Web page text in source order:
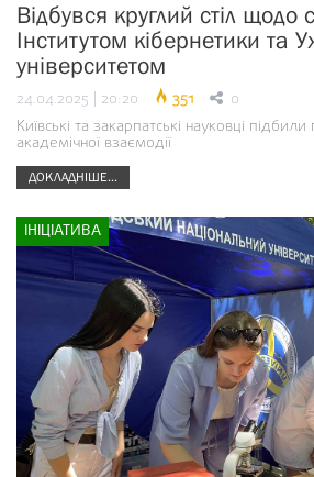
Відбувся круглий стіл щодо
Інститутом кібернетики та
університетом
24.04.2025 | 20:20 351 0
Київські та закарпатські науковці
академічної взаємодії
ДОКЛАДНІШЕ...
ІНІЦІАТИВА